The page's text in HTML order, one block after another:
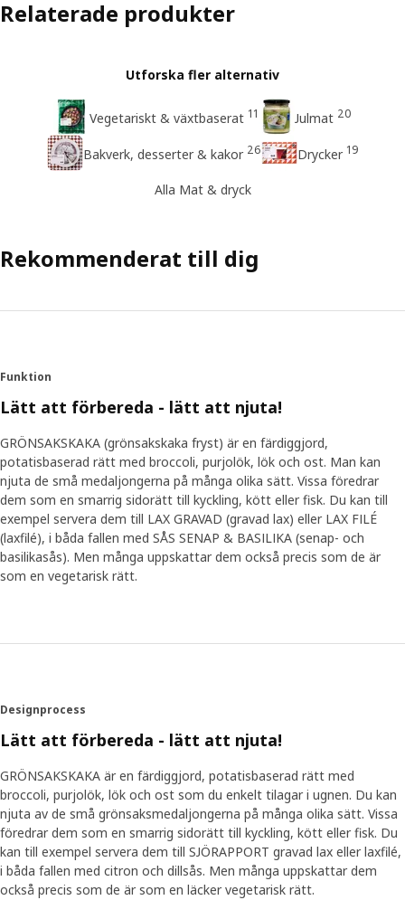
Relaterade produkter
Utforska fler alternativ
Vegetariskt & växtbaserat 11 Julmat 20
Bakverk, desserter & kakor 26 Drycker 19
Alla Mat & dryck
Rekommenderat till dig
Funktion
Lätt att förbereda - lätt att njuta!
GRÖNSAKSKAKA (grönsakskaka fryst) är en färdiggjord,
potatisbaserad rätt med broccoli, purjolök, lök och ost. Man kan
njuta de små medaljongerna på många olika sätt. Vissa föredrar
dem som en smarrig sidorätt till kyckling, kött eller fisk. Du kan till
exempel servera dem till LAX GRAVAD (gravad lax) eller LAX FILÉ
(laxfilé), i båda fallen med SÅS SENAP & BASILIKA (senap- och
basilikasås). Men många uppskattar dem också precis som de är
som en vegetarisk rätt.
Designprocess
Lätt att förbereda - lätt att njuta!
GRÖNSAKSKAKA är en färdiggjord, potatisbaserad rätt med
broccoli, purjolök, lök och ost som du enkelt tilagar i ugnen. Du kan
njuta av de små grönsaksmedaljongerna på många olika sätt. Vissa
föredrar dem som en smarrig sidorätt till kyckling, kött eller fisk. Du
kan till exempel servera dem till SJÖRAPPORT gravad lax eller laxfilé,
i båda fallen med citron och dillsås. Men många uppskattar dem
också precis som de är som en läcker vegetarisk rätt.